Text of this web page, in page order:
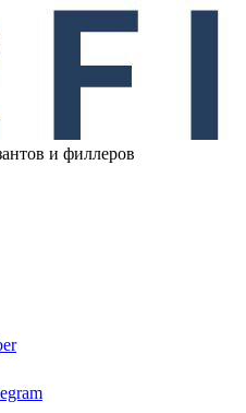
и филлеров